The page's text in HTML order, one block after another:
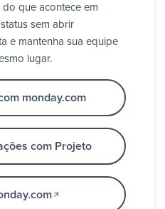
que acontece em
sem abrir
e mantenha sua equipe
lugar.
monday.com
com Projeto